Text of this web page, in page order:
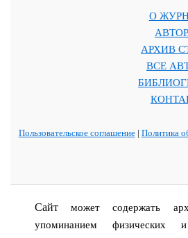
О
АРХИВ
ВСЕ
Пользовательское соглашение| Политика
Сайтможет содержать
упоминанием физических